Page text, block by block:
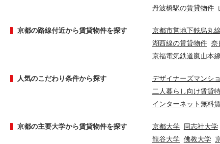
丹波橋駅の賃貸物件
京都の路線付近から賃貸物件を探す
京都市営地下鉄烏丸
湖西線の賃貸物件 奈
京福電気鉄道嵐山本
人気のこだわり条件から探す
デザイナーズマンシ
二人暮らし向け賃貸
インターネット無料
京都の主要大学から賃貸物件を探す 京都大学 同志社大学
龍谷大学 佛教大学